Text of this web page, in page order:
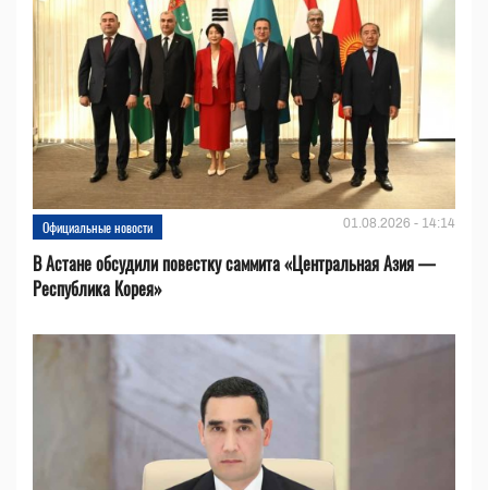
Официальные новости 01.08.2026 - 14:14
В Астане обсудили повестку саммита «Центральная Азия —
Республика Корея»